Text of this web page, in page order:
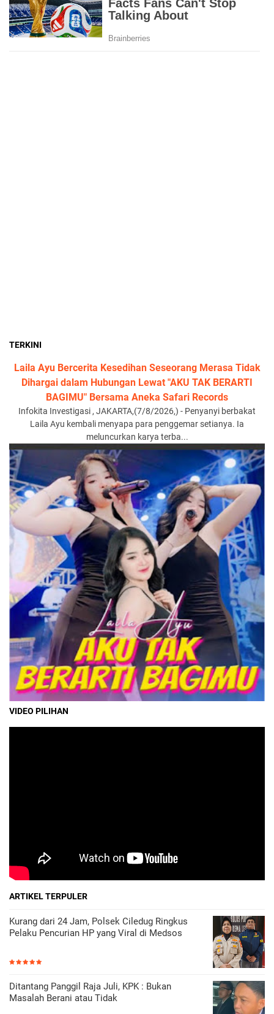
TERKINI
Laila Ayu Bercerita Kesedihan Seseorang Merasa Tidak
Dihargai dalam Hubungan Lewat "AKU TAK BERARTI
BAGIMU" Bersama Aneka Safari Records
Infokita Investigasi , JAKARTA,(7/8/2026,) - Penyanyi berbakat
Laila Ayu kembali menyapa para penggemar setianya. Ia
meluncurkan karya terba...
VIDEO PILIHAN
ARTIKEL TERPULER
Kurang dari 24 Jam, Polsek Ciledug Ringkus
Pelaku Pencurian HP yang Viral di Medsos
Ditantang Panggil Raja Juli, KPK : Bukan
Masalah Berani atau Tidak